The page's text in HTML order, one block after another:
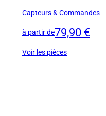
Capteurs & Commandes
à partir de79,90 €
Voir les pièces